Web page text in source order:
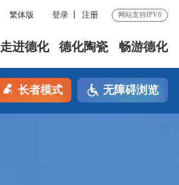
繁体版 登录 注册 网站支持IPV6
走进德化 德化陶瓷 畅游德化
长者模式 无障碍浏览